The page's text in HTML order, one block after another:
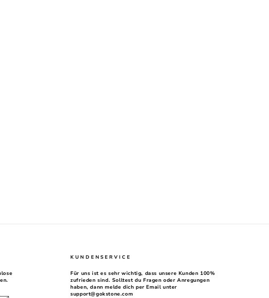
KUNDENSERVICE
Für uns ist es sehr wichtig, dass unsere Kunden 100%
zufrieden sind. Solltest du Fragen oder Anregungen
haben, dann melde dich per Email unter
support@gokstone.com